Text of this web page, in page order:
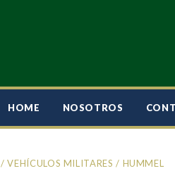
HOME NOSOTROS
/VEHÍCULOS MILITARES / HUMMEL